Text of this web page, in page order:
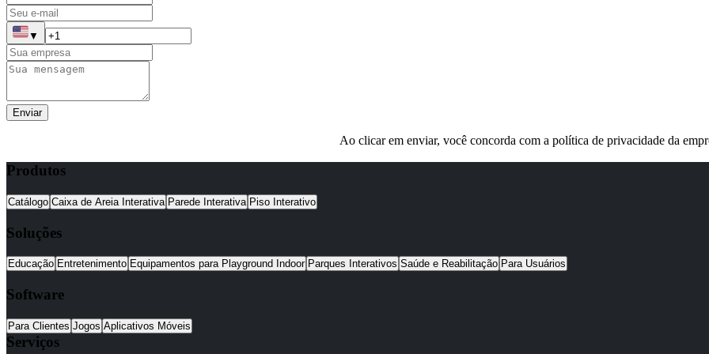
▼
Enviar
Ao clicar em enviar, você concorda com a política de privacidade da
Produtos
Catálogo Caixa de Areia Interativa Parede Interativa Piso Interativo
Soluções
Educação Entretenimento Equipamentos para Playground Indoor Parques Interativos Saúde e Reabilitação Para Usuários
Software
Para Clientes Jogos Aplicativos Móveis
Serviços